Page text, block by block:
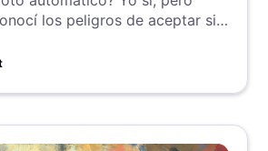
los peligros de aceptar sin
adéntrate y aprende a
patrones de riesgo e
para evitarlos.